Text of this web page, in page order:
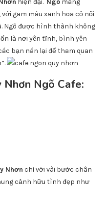
cũng khá ổn, mình thấy ở
từ trái cây thường được
Quy Nhơn Hiện Đại
gam màu xanh hoa cỏ nổi
là nơi yên tĩnh, bình yên
bạn nán lại để tham quan